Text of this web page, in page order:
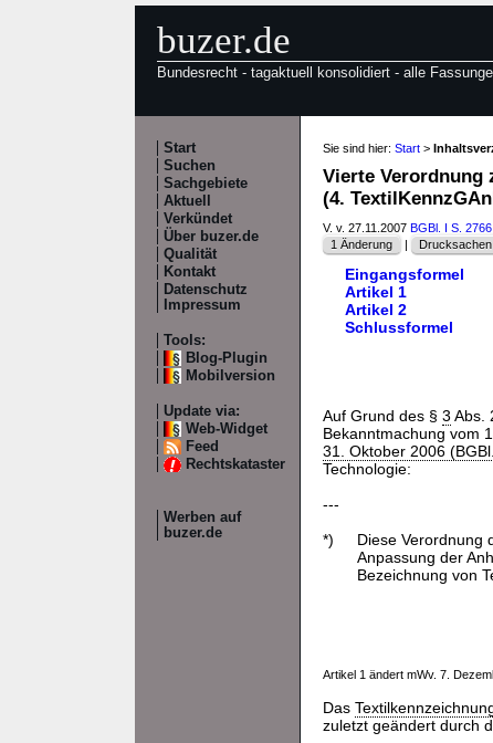
buzer.de
Bundesrecht - tagaktuell konsolidiert - alle
Start
Suchen
Sachgebiete
Aktuell
Verkündet
Über buzer.de
Qualität
Kontakt
Datenschutz
Impressum
Tools:
Blog-Plugin
Mobilversion
Update via:
Web-Widget
Feed
Rechtskataster
Werben auf
buzer.de
Sie sind hier: Start >
Vierte Verordnung
(4.
V. v. 27.11.2007 BGBl. I S. 2766
1 Änderung
|
Eingangsformel
Artikel 1
Artikel 2
Schlussformel
Auf Grund des § 3 Abs.
Bekanntmachung vom
31. Oktober 2006
Technologie:
---
*)
Diese Verordnung
Anpassung der
Bezeichnung von
Artikel 1 ändert mWv. 7.
Das
zuletzt geändert durch